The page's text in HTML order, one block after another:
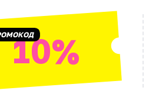
10%